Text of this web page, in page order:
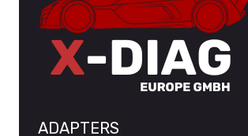
ADAPTERS